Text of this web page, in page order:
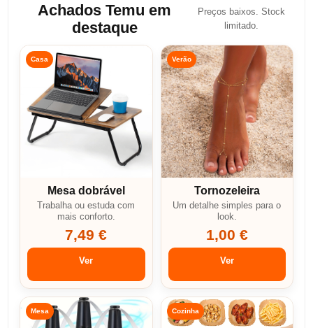
Achados Temu em
destaque
Preços baixos. Stock
limitado.
Casa
Mesa dobrável
Trabalha ou estuda com
mais conforto.
7,49 €
Ver
Verão
Tornozeleira
Um detalhe simples para o
look.
1,00 €
Ver
Mesa Cozinha